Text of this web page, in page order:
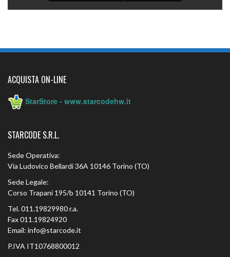
ACQUISTA ON-LINE
StarStore - www.starcodehw.it
STARCODE S.R.L.
Sede Operativa:
Via Ludovico Bellardi 36A 10146 Torino (TO)
Sede Legale:
Corso Trapani 195/b 10141 Torino (TO)
Tel. 011.19829980 r.a.
Fax 011.19824920
Email: info@starcode.it
P.IVA IT10768800012